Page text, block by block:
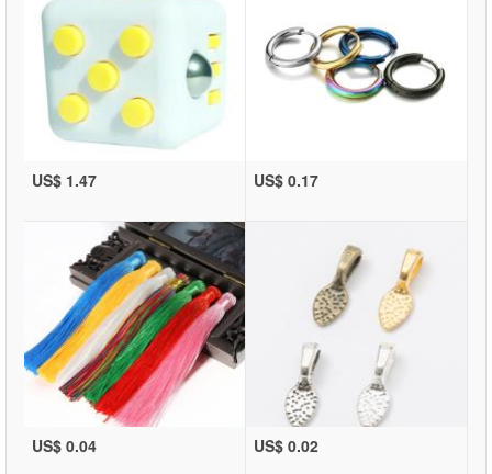
US$ 1.47 US$ 0.17
US$ 0.04 US$ 0.02